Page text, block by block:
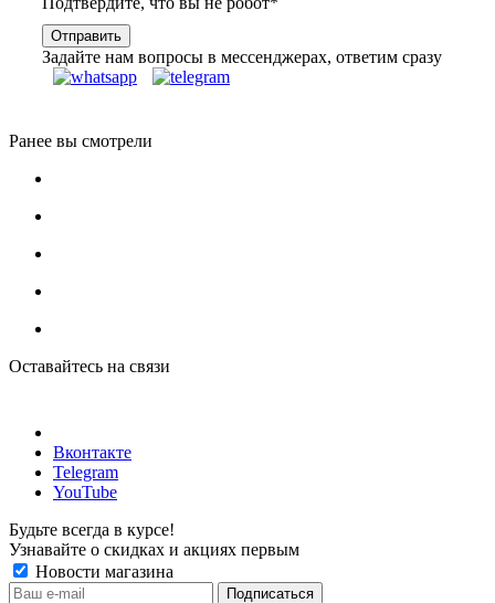
Задайте нам вопросы в мессенджерах, ответим сразу
Ранее вы смотрели
Оставайтесь на связи
Вконтакте
Telegram
YouTube
Будьте всегда в курсе!
Узнавайте о скидках и акциях первым
Новости магазина